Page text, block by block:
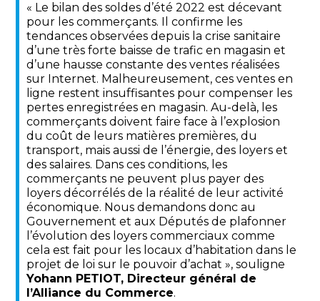
« Le bilan des soldes d’été 2022 est décevant
pour les commerçants. Il confirme les
tendances observées depuis la crise sanitaire
d’une très forte baisse de trafic en magasin et
d’une hausse constante des ventes réalisées
sur Internet. Malheureusement, ces ventes en
ligne restent insuffisantes pour compenser les
pertes enregistrées en magasin. Au-delà, les
commerçants doivent faire face à l’explosion
du coût de leurs matières premières, du
transport, mais aussi de l’énergie, des loyers et
des salaires. Dans ces conditions, les
commerçants ne peuvent plus payer des
loyers décorrélés de la réalité de leur activité
économique. Nous demandons donc au
Gouvernement et aux Députés de plafonner
l’évolution des loyers commerciaux comme
cela est fait pour les locaux d’habitation dans le
projet de loi sur le pouvoir d’achat », souligne
Yohann PETIOT, Directeur général de
l’Alliance du Commerce.